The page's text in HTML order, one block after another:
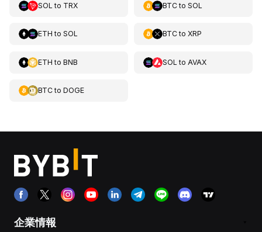
SOL to TRX BTCto SOL
ETH to SOL BTCto XRP
ETH to BNB SOL to AVAX
BTCto DOGE
企業情報